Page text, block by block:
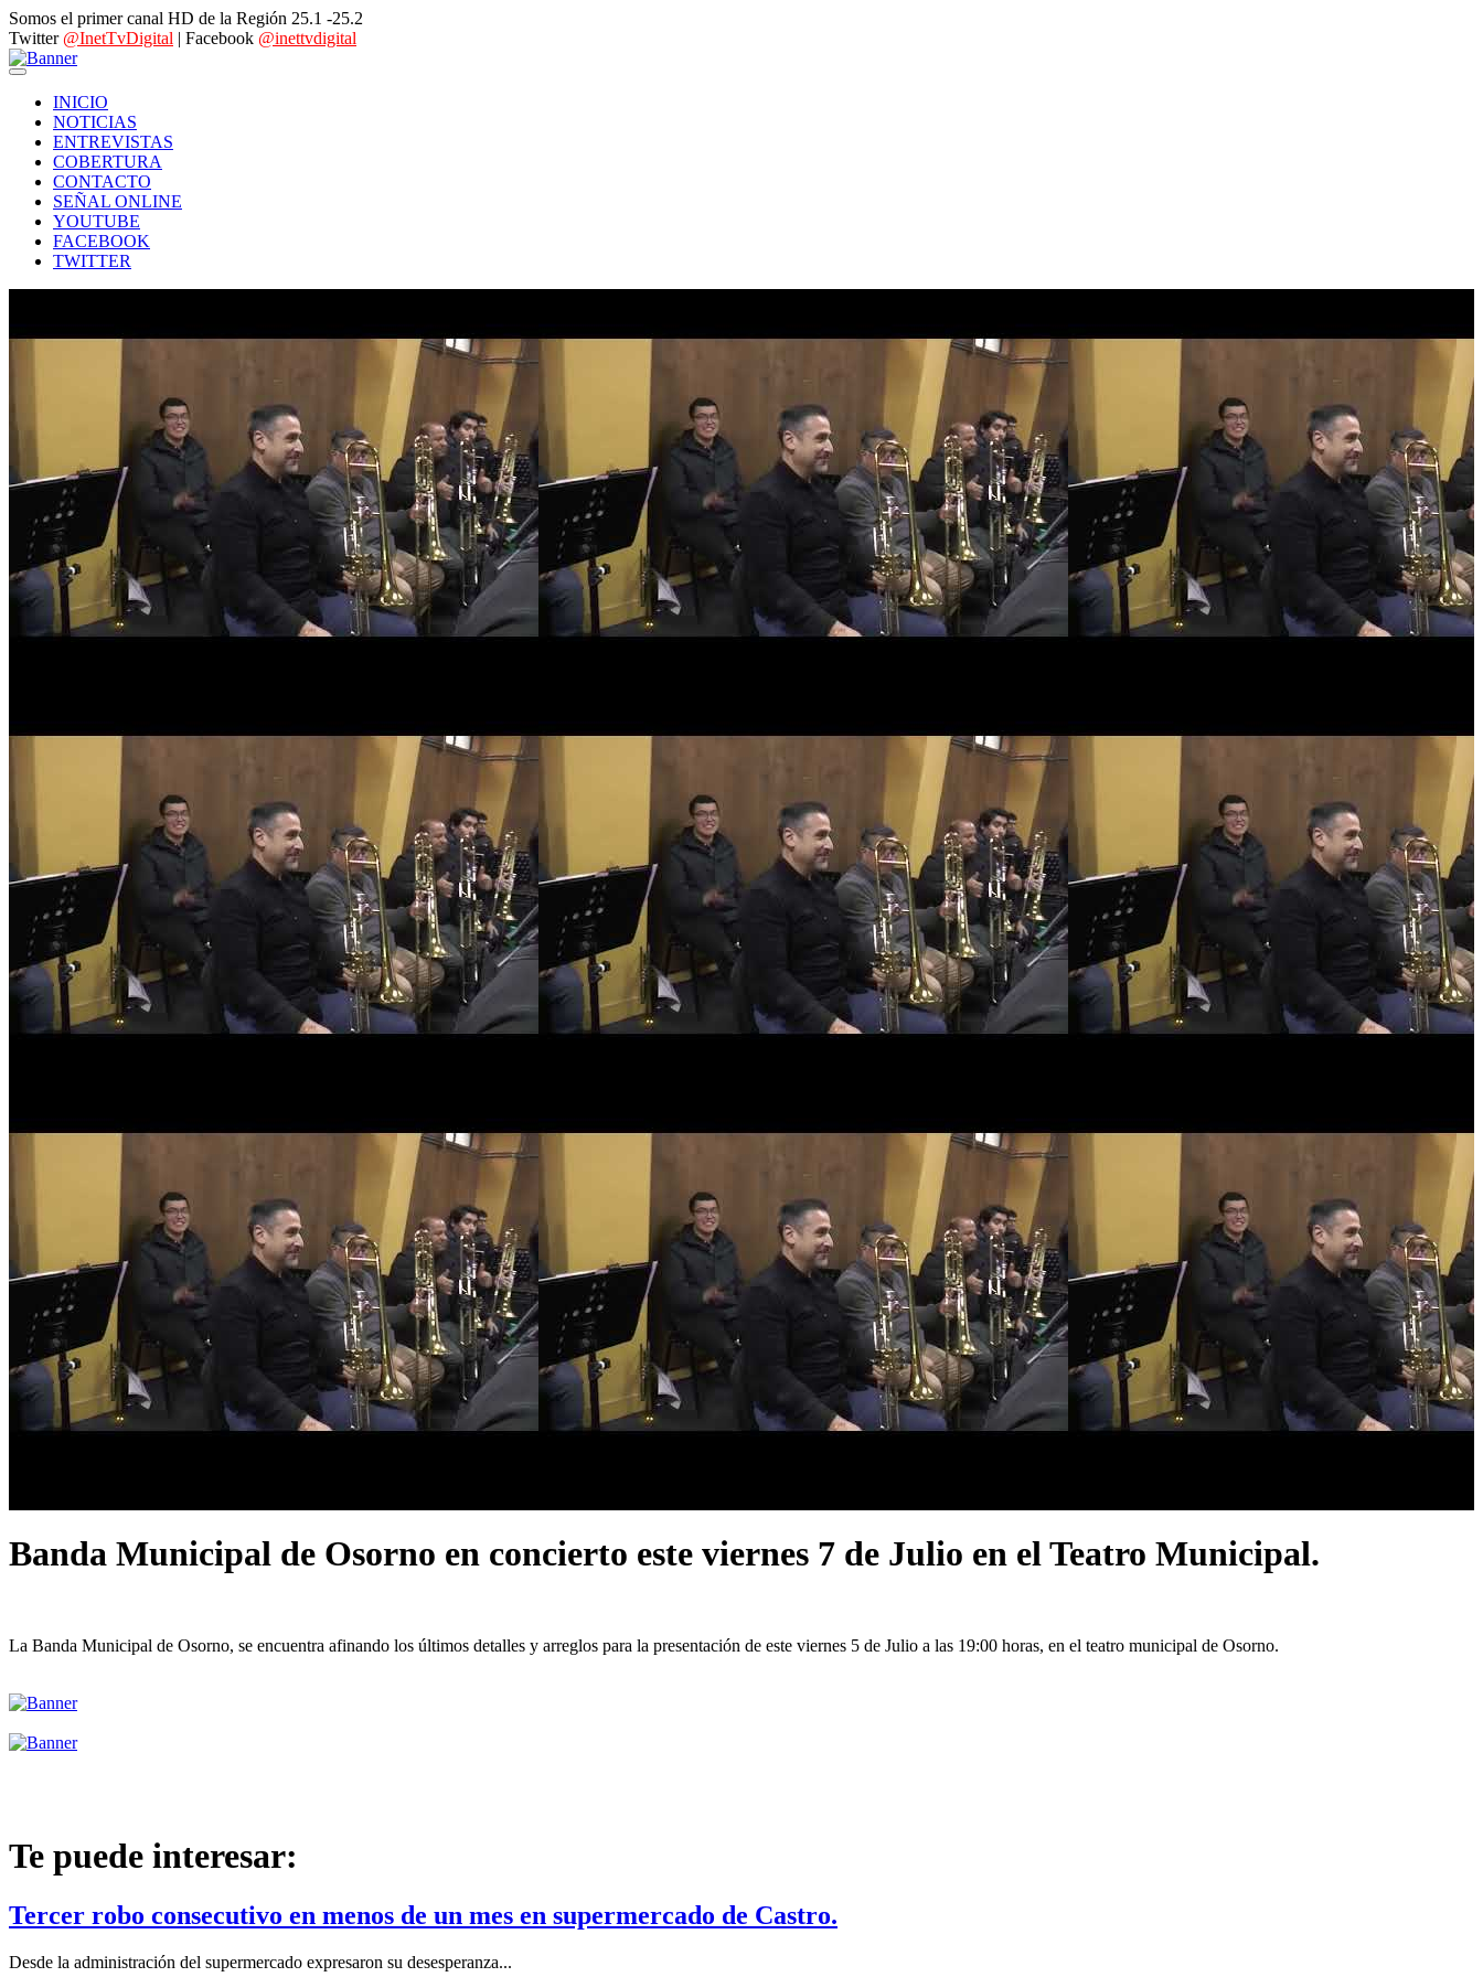
Somos el primer canal HD de la Región 25.1 -25.2
Twitter @InetTvDigital | Facebook @inettvdigital
INICIO
NOTICIAS
ENTREVISTAS
COBERTURA
CONTACTO
SEÑAL ONLINE
YOUTUBE
FACEBOOK
TWITTER
Banda Municipal de Osorno en concierto este viernes 7 de Julio en el Teatro Municipal.
La Banda Municipal de Osorno, se encuentra afinando los últimos detalles y arreglos para la presentación de este viernes 5 de Julio a las 19:00 horas, en el teatro municipal de Osorno.
Te puede interesar:
Tercer robo consecutivo en menos de un mes en supermercado de Castro.
Desde la administración del supermercado expresaron su desesperanza...